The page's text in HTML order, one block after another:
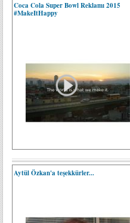
Coca Cola Super Bowl Reklamı 2015
#MakeItHappy
Aytül Özkan'a teşekkürler...